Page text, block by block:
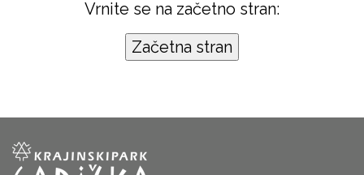
Vrnite se na začetno stran: